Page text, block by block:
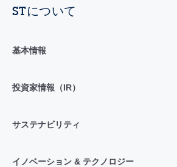
STについて
基本情報
投資家情報（IR）
サステナビリティ
イノベーション & テクノロジー